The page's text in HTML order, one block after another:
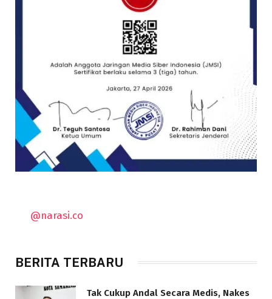
@narasi.co
BERITA TERBARU
Tak Cukup Andal Secara Medis, Nakes